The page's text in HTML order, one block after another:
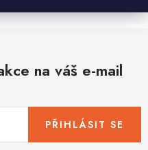
na váš e-mail
PŘIHLÁSIT SE